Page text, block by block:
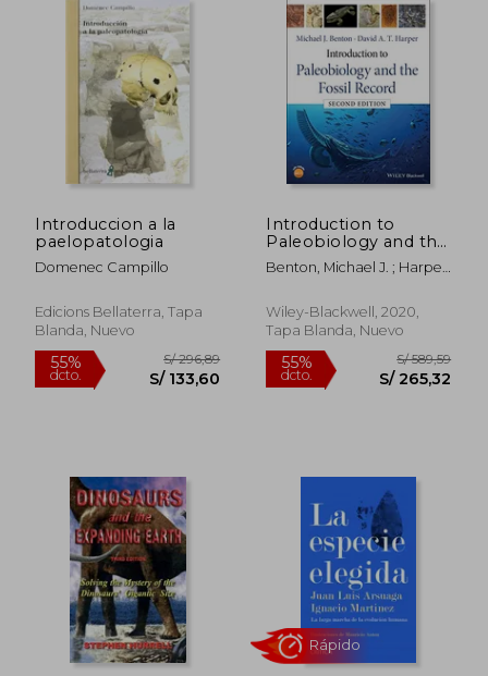
55%
dcto. S/ 70,32
55%
dcto.
Introduccion a la
paelopatologia
Domenec Campillo
Edicions Bellaterra, Tapa
Blanda, Nuevo
55% S/ 296,89
Introduction to
Paleobiology and the
Fossil Record (en
Inglés)
Benton, Michael J. ; Harper,
Wiley-Blackwell, 2020,
Tapa Blanda, Nuevo
55%